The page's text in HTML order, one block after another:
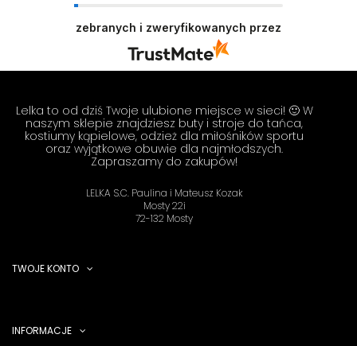
zebranych i zweryfikowanych przez
Lelka to od dziś Twoje ulubione miejsce w sieci! 🙂 W
naszym sklepie znajdziesz buty i stroje do tańca,
kostiumy kąpielowe, odzież dla miłośników sportu
oraz wyjątkowe obuwie dla najmłodszych.
Zapraszamy do zakupów!
LELKA S.C. Paulina i Mateusz Kozak
Mosty 22i
72-132 Mosty
TWOJE KONTO
INFORMACJE